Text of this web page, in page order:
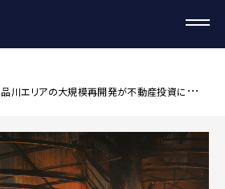
品川エリアの大規模再開発が不動産投資に与える影響とは？